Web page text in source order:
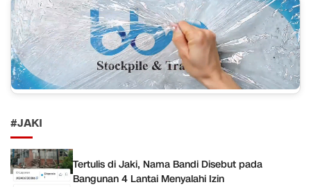
#JAKI
Tertulis di Jaki, Nama Bandi Disebut pada
Bangunan 4 Lantai Menyalahi Izin